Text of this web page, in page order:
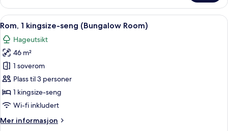
–
deluxe
Åpne
alle
bildene
av
Rom,
1
kingsize-
seng
Room)
1 soverom, sengetøy av topp
5
Rom, 1 kingsize-seng (Bungalow Room)
Hageutsikt
46 m²
1 soverom
Plass til 3 personer
1 kingsize-seng
Wi-fi inkludert
Mer informasjon
Mer